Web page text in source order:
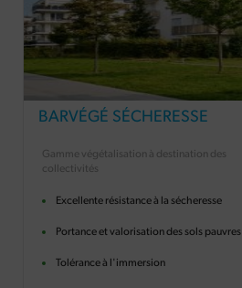
BARVÉGÉ SÉCHERESSE
Gamme végétalisation à destination des
collectivités
Excellente résistance à la sécheresse
Portance et valorisation des sols pauvres
Tolérance à l'immersion